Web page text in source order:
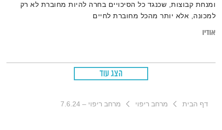
ומנחת קבוצות, שכנגד כל הסיכויים בחרה להיות מחוברת לא רק
למכונה, אלא יותר מהכל מחוברת לחיים
אודיו
הצג עוד
דף הבית מרחב ריפוי מרחב ריפוי – 7.6.24